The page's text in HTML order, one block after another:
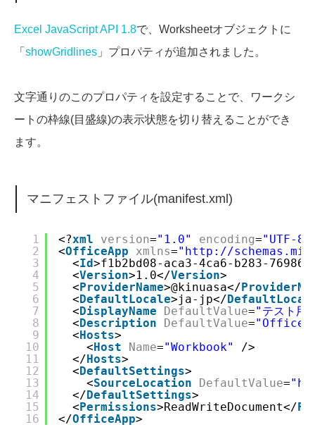
Excel JavaScript API 1.8で、Worksheetオブジェクトに
「 showGridlines 」プロパティが追加されました。
文字通りのこのプロパティを設定することで、ワークシ
ートの枠線(目盛線)の表示状態を切り替えることができ
ます。
マニフェストファイル(manifest.xml)
1
2
3
4
5
6
7
8
9
10
11
12
13
14
15
16
<?xml version="1.0" encoding="UTF-8"
<OfficeApp xmlns=" http://
<Id>f1b2bd08-aca3-4ca6-b283-
<Version>1.0</Version>
< ProviderName>@kinuasa</
< DefaultLocale>ja-jp</
< DisplayName DefaultValue="テスト
< Description DefaultValue="Office ア
< Hosts>
< Host Name="Workbook"
/>
</ Hosts>
< DefaultSettings>
<SourceLocation DefaultValue="
</ DefaultSettings>
< Permissions>ReadWriteDocument</
</OfficeApp>